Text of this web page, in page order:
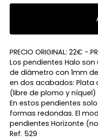
PRECIO ORIGINAL: 22€ -
Los pendientes Halo
de diámetro con 1mm
en dos acabados: Plata
(libre de plomo y
En estos pendientes
formas redondas. El
pendientes Horizonte
Ref. 529